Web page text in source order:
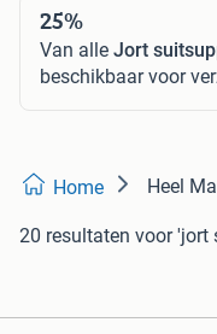
25%
Van alle Jort
beschikbaar voor
Home Heel
20 resultaten voor 'jort